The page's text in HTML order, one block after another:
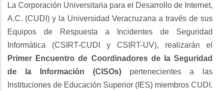
La Corporación Universitaria para el Desarrollo de Internet,
A.C. (CUDI) y la Universidad Veracruzana a través de sus
Equipos de Respuesta a Incidentes de Seguridad
Informática (CSIRT-CUDI y CSIRT-UV), realizarán el
Primer Encuentro de Coordinadores de la Seguridad
de la Información (CISOs) pertenecientes a las
Instituciones de Educación Superior (IES) miembros CUDI.